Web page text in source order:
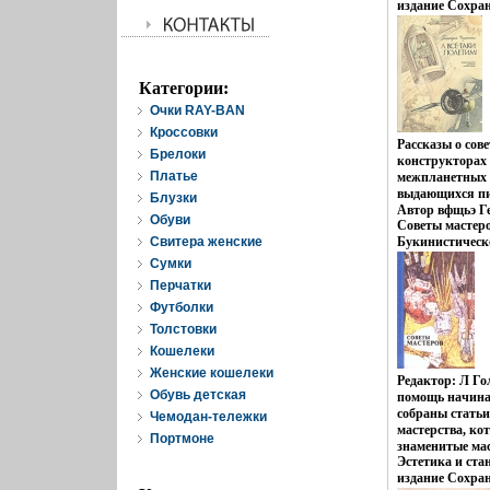
Категории:
Очки RAY-BAN
Кроссовки
Брелоки
Платье
Блузки
Обуви
Свитера женские
Cумки
Перчатки
Футболки
Толстовки
Кошелеки
Женские кошелеки
Обувь детская
Чемодан-тележки
Портмоне
школе, затем в
1876 году
вынужден
Павлович
издание
1984 г
150000 экз
Цветные
Рассказы о
межпланетных
выдающихся
Автор вфщьэ
Советы
Очень
РСФСР, 1979 г
Тираж: 25000
(~145х217 мм)
Редактор: Л
помощь
собраны
мастерства,
знаменитые
Книга
"Творческий
Эстетика и
издание